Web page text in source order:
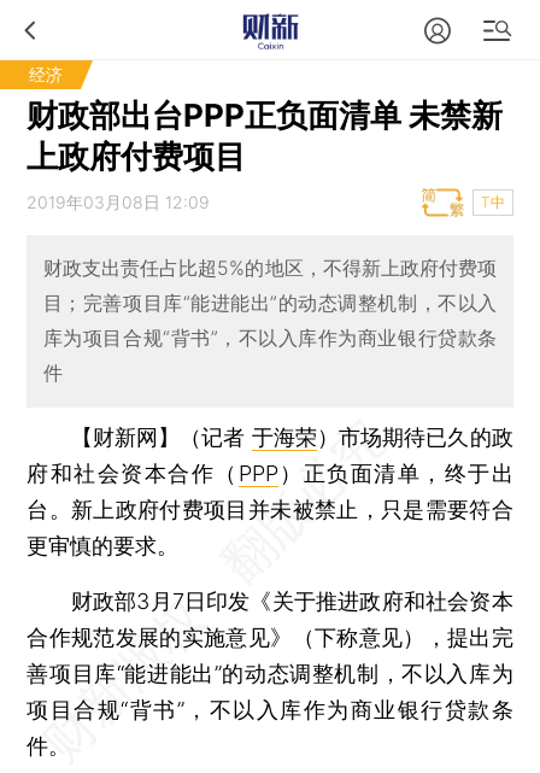
经济
财政部出台PPP正负面清单 未禁新
上政府付费项目
2019年03月08日 12:09 T中
财政支出责任占比超5%的地区，不得新上政府付费项
目；完善项目库“能进能出”的动态调整机制，不以入
库为项目合规“背书”，不以入库作为商业银行贷款条
件
【财新网】（记者 于海荣） 市场期待已久的政
府和社会资本合作（ PPP ）正负面清单，终于出
台。新上政府付费项目并未被禁止，只是需要符合
更审慎的要求。
财政部3月7日印发《关于推进政府和社会资本
合作规范发展的实施意见》（下称意见），提出完
善项目库“能进能出”的动态调整机制，不以入库为
项目合规“背书”，不以入库作为商业银行贷款条
件。